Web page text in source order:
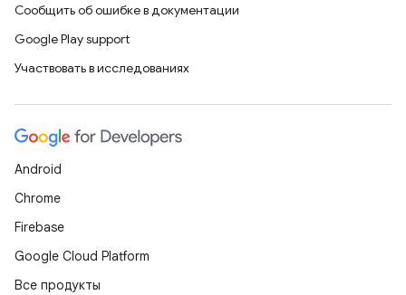
Сообщить об ошибке в документации
Google Play support
Участвовать в исследованиях
Android
Chrome
Firebase
Google Cloud Platform
Все продукты